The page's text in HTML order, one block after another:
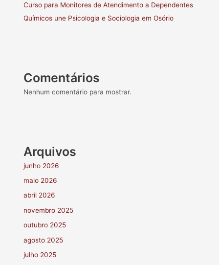
Curso para Monitores de Atendimento a Dependentes
Químicos une Psicologia e Sociologia em Osório
Comentários
Nenhum comentário para mostrar.
Arquivos
junho 2026
maio 2026
abril 2026
novembro 2025
outubro 2025
agosto 2025
julho 2025